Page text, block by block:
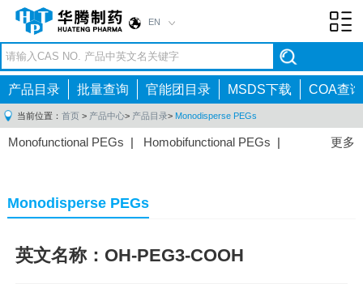
EN
产品目录 批量查询 官能团目录 MSDS下载 COA查询
当前位置： 首页 > 产品中心> 产品目录> Monodisperse PEGs
更多
Monofunctional PEGs | Homobifunctional PEGs |
Monodisperse PEGs
英文名称：OH-PEG3-COOH